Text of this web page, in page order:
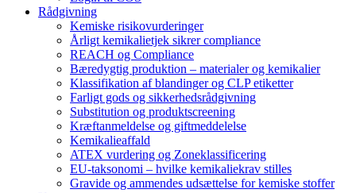
Rådgivning
Kemiske risikovurderinger
Årligt kemikalietjek sikrer compliance
REACH og Compliance
Bæredygtig produktion – materialer og kemikalier
Klassifikation af blandinger og CLP etiketter
Farligt gods og sikkerhedsrådgivning
Substitution og produktscreening
Kræftanmeldelse og giftmeddelelse
Kemikalieaffald
ATEX vurdering og Zoneklassificering
EU-taksonomi – hvilke kemikaliekrav stilles
Gravide og ammendes udsættelse for kemiske stoffer